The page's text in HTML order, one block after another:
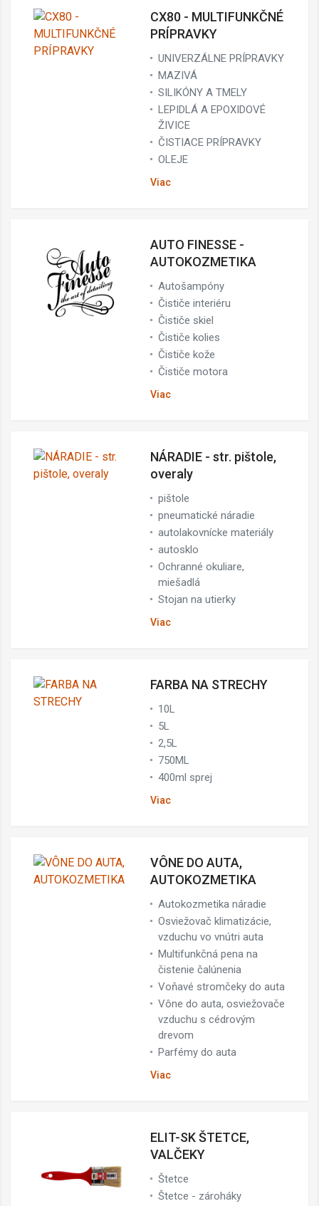
CX80 - MULTIFUNKČNÉ
PRÍPRAVKY
UNIVERZÁLNE PRÍPRAVKY
MAZIVÁ
SILIKÓNY A TMELY
LEPIDLÁ A EPOXIDOVÉ
ŽIVICE
ČISTIACE PRÍPRAVKY
OLEJE
Viac
AUTO FINESSE -
AUTOKOZMETIKA
Autošampóny
Čističe interiéru
Čističe skiel
Čističe kolies
Čističe kože
Čističe motora
Viac
NÁRADIE - str. pištole,
overaly
pištole
pneumatické náradie
autolakovnícke materiály
autosklo
Ochranné okuliare,
miešadlá
Stojan na utierky
Viac
FARBA NA STRECHY
10L
5L
2,5L
750ML
400ml sprej
Viac
VÔNE DO AUTA,
AUTOKOZMETIKA
Autokozmetika náradie
Osviežovač klimatizácie,
vzduchu vo vnútri auta
Multifunkčná pena na
čistenie čalúnenia
Voňavé stromčeky do auta
Vône do auta, osviežovače
vzduchu s cédrovým
drevom
Parfémy do auta
Viac
ELIT-SK ŠTETCE,
VALČEKY
Štetce
Štetce - zároháky